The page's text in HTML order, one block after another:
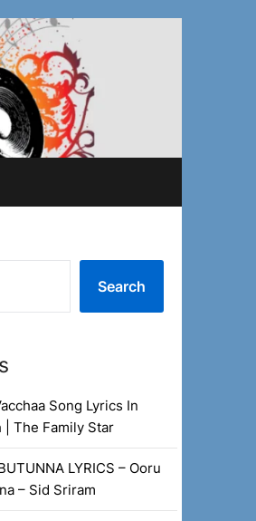
Search
Song Lyrics In
| The Family Star
LYRICS – Ooru
– Sid Sriram